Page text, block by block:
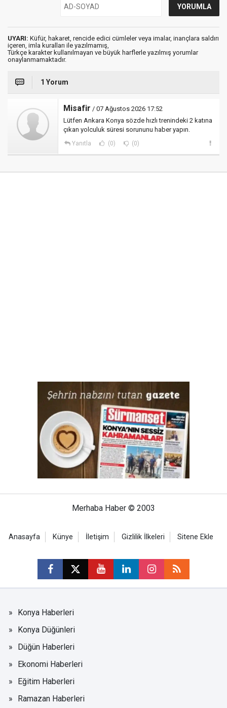
UYARI: Küfür, hakaret, rencide edici cümleler veya imalar, inançlara saldırı
içeren, imla kuralları ile yazılmamış,
Türkçe karakter kullanılmayan ve büyük harflerle yazılmış yorumlar
onaylanmamaktadır.
1 Yorum
Misafir / 07 Ağustos 2026 17:52
Lütfen Ankara Konya sözde hızlı trenindeki 2 katına
çıkan yolculuk süresi sorununu haber yapın.
Yanıtla (0) (0)
Merhaba Haber © 2003
Anasayfa Künye İletişim Gizlilik İlkeleri Sitene Ekle
Konya Haberleri
Konya Düğünleri
Düğün Haberleri
Ekonomi Haberleri
Eğitim Haberleri
Ramazan Haberleri